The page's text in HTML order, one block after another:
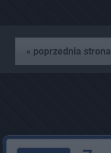
« poprzednia strona